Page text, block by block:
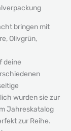
bringen mit
Olivgrün,
deine
wurden sie zur
Jahreskatalog
zur Reihe.